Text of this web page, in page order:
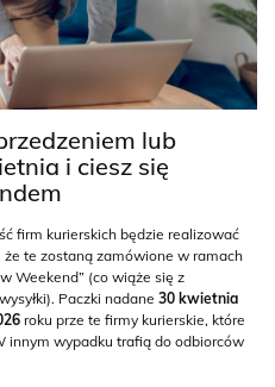
lub
i ciesz się
firm kurierskich będzie realizować
te zostaną zamówione w ramach
Weekend” (co wiąże się z
Paczki nadane 30 kwietnia
roku prze te firmy kurierskie, które
innym wypadku trafią do odbiorców